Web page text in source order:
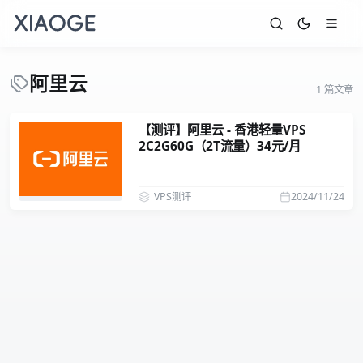
阿里云 1 篇文章
【测评】阿里云 - 香港轻量VPS
2C2G60G（2T流量）34元/月
2024/11/24
VPS测评